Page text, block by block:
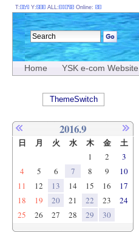
Home YSK e-com Website
T: Y: ALL: Online:
ThemeSwitch
2016.9
日 月 火 水 木 金 土
1 2
3
4
5 6 7 8 9
10
11
12 13 14 15 16
17
18
19 20 21 22 23
24
25
26 27 28 29 30